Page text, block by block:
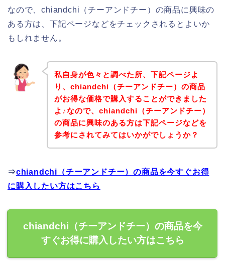
なので、chiandchi（チーアンドチー）の商品に興味の
ある方は、下記ページなどをチェックされるとよいか
もしれません。
私自身が色々と調べた所、下記ページよ
り、chiandchi（チーアンドチー）の商品
がお得な価格で購入することができました
よ♪なので、chiandchi（チーアンドチー）
の商品に興味のある方は下記ページなどを
参考にされてみてはいかがでしょうか？
⇒chiandchi（チーアンドチー）の商品を今すぐお得
に購入したい方はこちら
chiandchi（チーアンドチー）の商品を今
すぐお得に購入したい方はこちら